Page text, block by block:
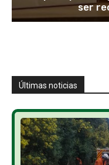
ser
Últimas noticias